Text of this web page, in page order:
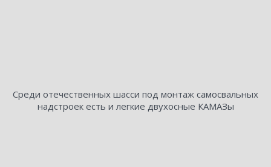
Среди отечественных шасси под монтаж самосвальных
надстроек есть и легкие двухосные КАМАЗы